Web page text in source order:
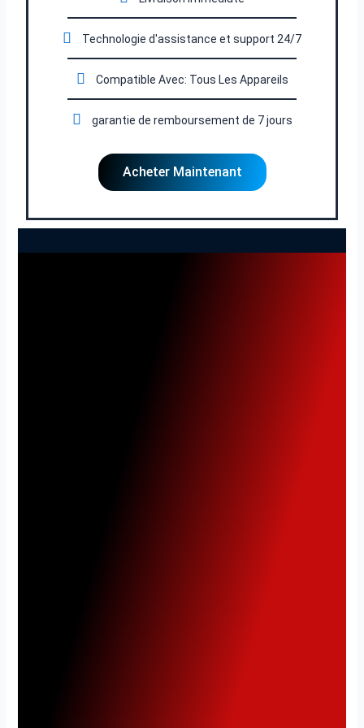
Technologie d'assistance et support 24/7
Compatible Avec: Tous Les Appareils
garantie de remboursement de 7 jours
Acheter Maintenant